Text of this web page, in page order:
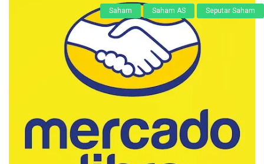
Saham Saham AS Seputar Saham